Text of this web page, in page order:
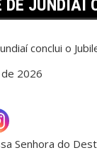
DE JUNDIAÍ
2026
Senhora do